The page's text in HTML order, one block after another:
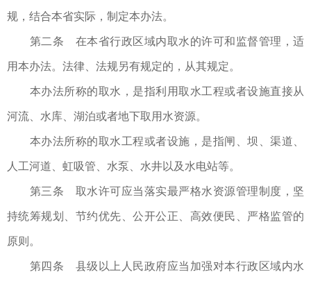
规，结合本省实际，制定本办法。
第二条 在本省行政区域内取水的许可和监督管理，适
用本办法。法律、法规另有规定的，从其规定。
本办法所称的取水，是指利用取水工程或者设施直接从
河流、水库、湖泊或者地下取用水资源。
本办法所称的取水工程或者设施，是指闸、坝、渠道、
人工河道、虹吸管、水泵、水井以及水电站等。
第三条 取水许可应当落实最严格水资源管理制度，坚
持统筹规划、节约优先、公开公正、高效便民、严格监管的
原则。
第四条 县级以上人民政府应当加强对本行政区域内水